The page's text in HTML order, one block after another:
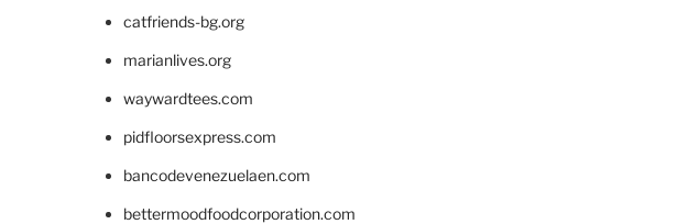
catfriends-bg.org
marianlives.org
waywardtees.com
pidfloorsexpress.com
bancodevenezuelaen.com
bettermoodfoodcorporation.com